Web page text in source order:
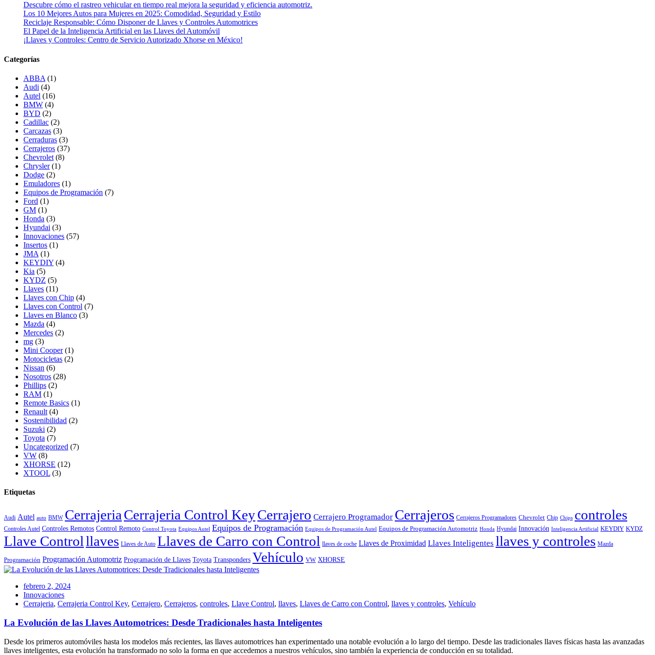
Descubre cómo el rastreo vehicular en tiempo real mejora la seguridad y eficiencia automotriz.
Los 10 Mejores Autos para Mujeres en 2025: Comodidad, Seguridad y Estilo
Reciclaje Responsable: Cómo Disponer de Llaves y Controles Automotrices
El Papel de la Inteligencia Artificial en las Llaves del Automóvil
¡Llaves y Controles: Centro de Servicio Autorizado Xhorse en México!
Categorías
ABBA (1)
Audi (4)
Autel (16)
BMW (4)
BYD (2)
Cadillac (2)
Carcazas (3)
Cerraduras (3)
Cerrajeros (37)
Chevrolet (8)
Chrysler (1)
Dodge (2)
Emuladores (1)
Equipos de Programación (7)
Ford (1)
GM (1)
Honda (3)
Hyundai (3)
Innovaciones (57)
Insertos (1)
JMA (1)
KEYDIY (4)
Kia (5)
KYDZ (5)
Llaves (11)
Llaves con Chip (4)
Llaves con Control (7)
Llaves en Blanco (3)
Mazda (4)
Mercedes (2)
mg (3)
Mini Cooper (1)
Motocicletas (2)
Nissan (6)
Nosotros (28)
Phillips (2)
RAM (1)
Remote Basics (1)
Renault (4)
Sostenibilidad (2)
Suzuki (2)
Toyota (7)
Uncategorized (7)
VW (8)
XHORSE (12)
XTOOL (3)
Etiquetas
Audi Autel auto BMW Cerrajeria Cerrajeria Control KeyCerrajero Cerrajero Programador Cerrajeros Cerrajeros Programadores Chevrolet Chip Chips controles
Controles Autel Controles Remotos Control Remoto Control Toyota Equipos Autel Equipos de Programación Equipos de Programación Autel Equipos de Programación Automotriz Honda Hyundai Innovación Inteligencia Artificial KEYDIY KYDZ
Llave Controlllaves Llaves de Auto Llaves de Carro con Control llaves de coche Llaves de Proximidad Llaves Inteligentes llaves y controles Mazda
Programación Programación Automotriz Programación de Llaves Toyota Transponders Vehículo VW XHORSE
febrero 2, 2024
Innovaciones
Cerrajeria, Cerrajeria Control Key, Cerrajero, Cerrajeros, controles, Llave Control, llaves, Llaves de Carro con Control, llaves y controles, Vehículo
La Evolución de las Llaves Automotrices: Desde Tradicionales hasta Inteligentes
Desde los primeros automóviles hasta los modelos más recientes, las llaves automotrices han experimentado una notable evolución a lo largo del tiempo. Desde las tradicionales llaves físicas hasta las avanzadas
llaves inteligentes, esta evolución ha transformado no solo la forma en que accedemos a nuestros vehículos, sino también la experiencia de conducción en su totalidad.